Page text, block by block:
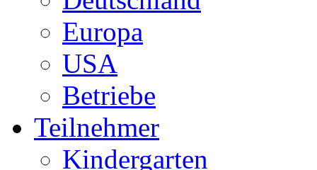
Europa
USA
Betriebe
Teilnehmer
Kindergarten